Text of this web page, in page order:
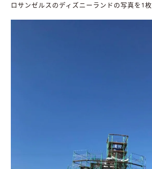
ロサンゼルスのディズニーランドの写真を1枚